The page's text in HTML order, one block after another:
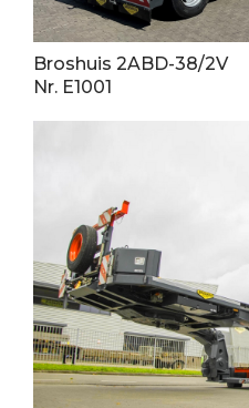
Broshuis 2ABD-38/2V
Nr. E1001